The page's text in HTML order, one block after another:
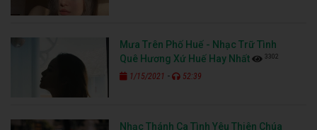
Mưa Trên Phố Huế - Nhạc Trữ Tình
Quê Hương Xứ Huế Hay Nhất
3302
1/15/2021 - 52:39
Nhạc Thánh Ca Tình Yêu Thiên Chúa